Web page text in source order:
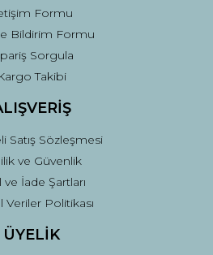
Gönder
Formu
Bildirim Formu
Sorgula
Takibi
Satış Sözleşmesi
ve Güvenlik
ve İade Şartları
Veriler Politikası
ÜYELİK